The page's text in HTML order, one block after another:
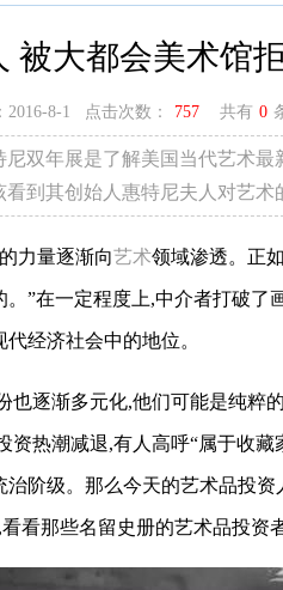
被大都会美术馆
2016-8-1 点击次数： 757 共有 0
尼双年展是了解美国当代艺术
到其创始人惠特尼夫人对艺术
力量逐渐向艺术领域渗透。正
。”在一定程度上,中介者打破
经济社会中的地位。
也逐渐多元化,他们可能是纯粹
资热潮减退,有人高呼“属于收
治阶级。那么今天的艺术品投
看那些名留史册的艺术品投资